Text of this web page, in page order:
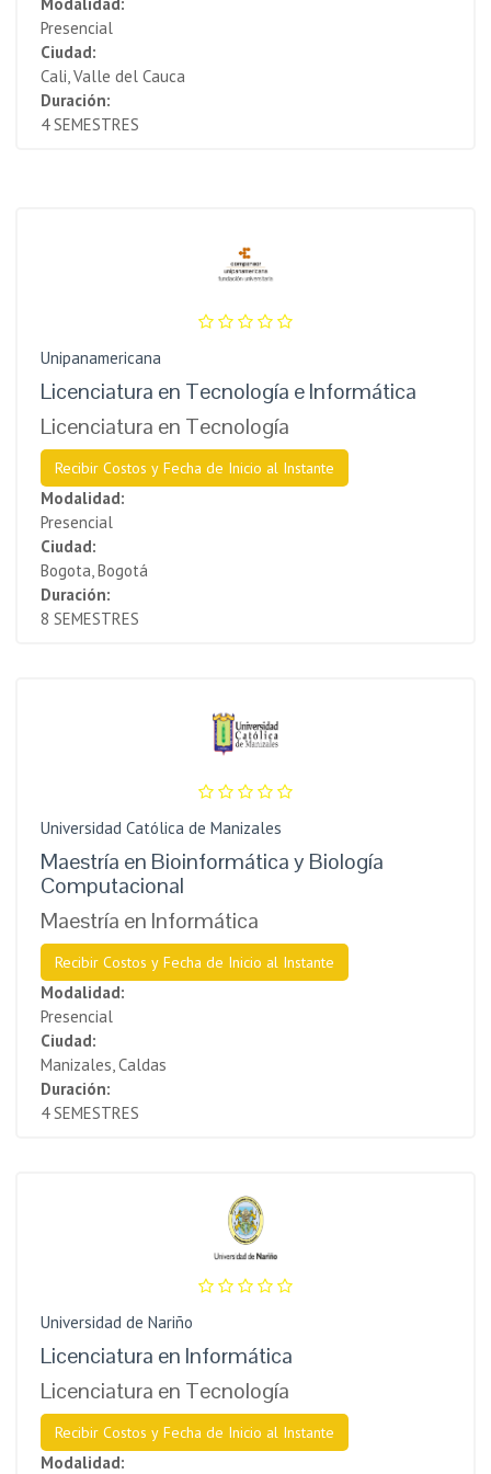
Presencial
Ciudad:
Cali, Valle del Cauca
Duración:
4 SEMESTRES
Unipanamericana
Licenciatura en Tecnología e Informática
Licenciatura en Tecnología
Recibir Costos y Fecha de Inicio al Instante
Modalidad:
Presencial
Ciudad:
Bogota, Bogotá
Duración:
8 SEMESTRES
Universidad Católica de Manizales
Maestría en Bioinformática y Biología
Computacional
Maestría en Informática
Recibir Costos y Fecha de Inicio al Instante
Modalidad:
Presencial
Ciudad:
Manizales, Caldas
Duración:
4 SEMESTRES
Universidad de Nariño
Licenciatura en Informática
Licenciatura en Tecnología
Recibir Costos y Fecha de Inicio al Instante
Modalidad: